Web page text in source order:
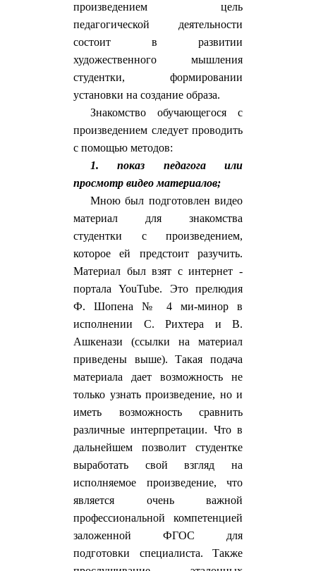
произведением цель
педагогической деятельности
состоит в развитии
художественного мышления
студентки, формировании
установки на создание образа.
Знакомство обучающегося с
произведением следует проводить
с помощью методов:
1. показ педагога или
просмотр видео материалов;
Мною был подготовлен видео
материал для знакомства
студентки с произведением,
которое ей предстоит разучить.
Материал был взят с интернет -
портала YouTube. Это прелюдия
Ф. Шопена № 4 ми-минор в
исполнении С. Рихтера и В.
Ашкенази (ссылки на материал
приведены выше). Такая подача
материала дает возможность не
только узнать произведение, но и
иметь возможность сравнить
различные интерпретации. Что в
дальнейшем позволит студентке
выработать свой взгляд на
исполняемое произведение, что
является очень важной
профессиональной компетенцией
заложенной ФГОС для
подготовки специалиста. Также